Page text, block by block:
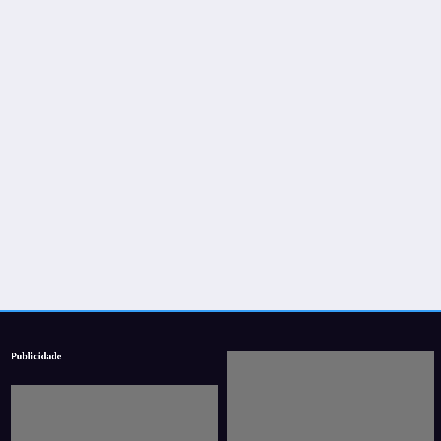
Publicidade